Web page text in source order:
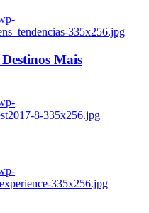
335x256.jpg
Mais
8-335x256.jpg
335x256.jpg